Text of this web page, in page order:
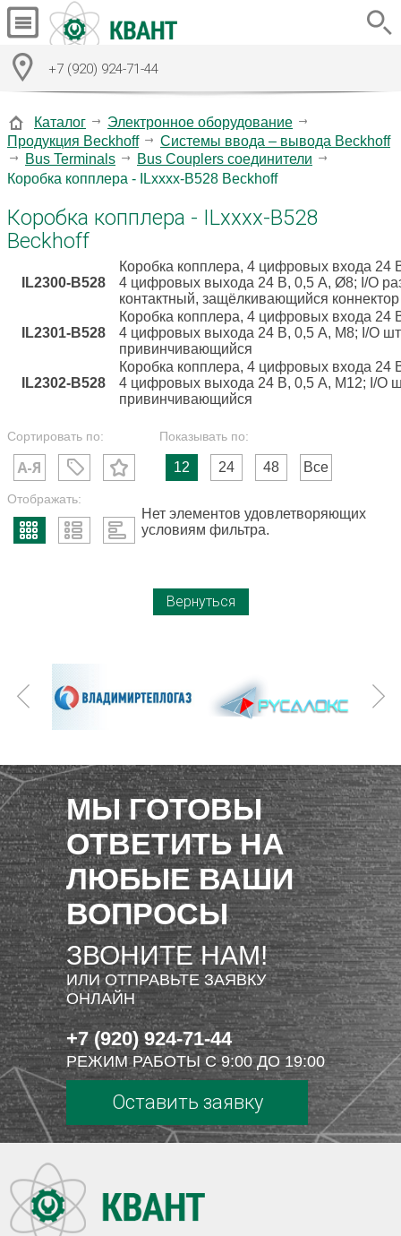
+7 (920) 924-71-44
Каталог
Электронное оборудование
Продукция Beckhoff
Системы ввода – вывода Beckhoff
Bus Terminals
Bus Couplers соединители
Коробка копплера - ILxxxx-B528 Beckhoff
Коробка копплера - ILxxxx-B528
Beckhoff
IL2300-B528
Коробка копплера, 4 цифровых входа 24
4 цифровых выхода 24 В, 0,5 A, Ø8; I/O
контактный, защёлкивающийся коннектор
IL2301-B528
Коробка копплера, 4 цифровых входа 24
4 цифровых выхода 24 В, 0,5 A, М8; I/O
привинчивающийся
IL2302-B528
Коробка копплера, 4 цифровых входа 24
4 цифровых выхода 24 В, 0,5 A, М12; I/O
привинчивающийся
Сортировать по: Показывать по:
12 24 48 Все
Отображать:
Нет элементов удовлетворяющих
условиям фильтра.
Вернуться
МЫ ГОТОВЫ
ОТВЕТИТЬ НА
ЛЮБЫЕ ВАШИ
ВОПРОСЫ
ЗВОНИТЕ НАМ!
ИЛИ ОТПРАВЬТЕ ЗАЯВКУ
ОНЛАЙН
+7 (920) 924-71-44
РЕЖИМ РАБОТЫ С 9:00 ДО 19:00
Оставить заявку